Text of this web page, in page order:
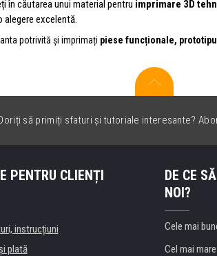
în căutarea unui material pentru imprimare 3D
alegere excelentă.
potrivită și imprimați piese funcționale,
să primiți sfaturi și tutoriale interesante?
PENTRU CLIENȚI
instrucțiuni
plată
DE CE
NOI?
Cele mai
Cel mai mare